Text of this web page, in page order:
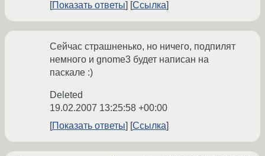
Показать ответы
Ссылка
Сейчас страшненько, но ничего, подпилят
немного и gnome3 будет написан на
паскале :)
Deleted
19.02.2007 13:25:58 +00:00
Показать ответы
Ссылка